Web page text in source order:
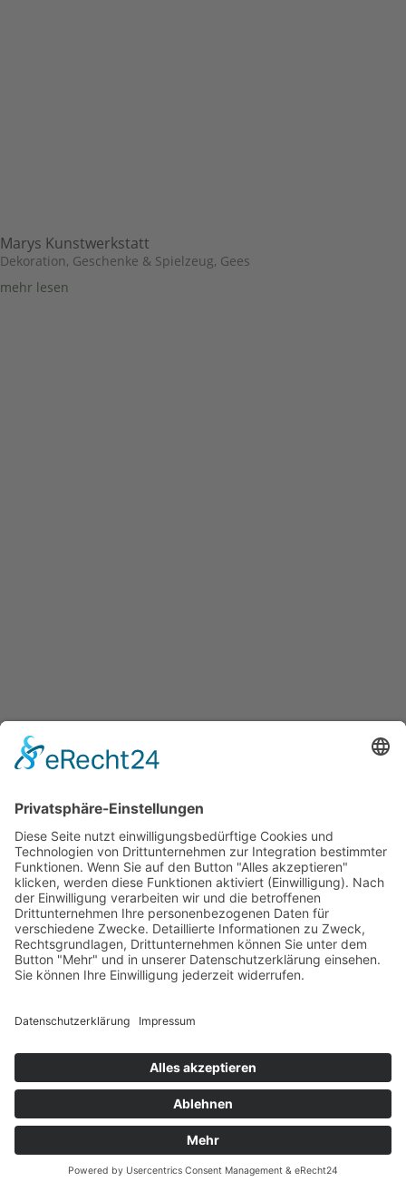
Marys Kunstwerkstatt
Dekoration, Geschenke & Spielzeug, Gees
mehr lesen
Daun,Dekoration, Geschenke & Spielzeug
mehr lesen
Das Projekt “Von Hier –
Vulkaneifel” ist eine Initiative von